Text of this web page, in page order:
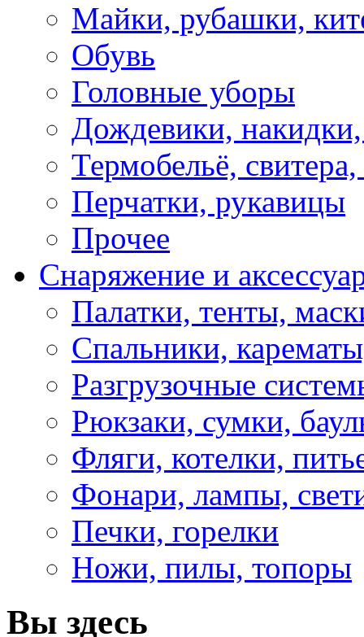
Майки, рубашки,
Обувь
Головные уборы
Дождевики,
Термобельё,
Перчатки, рукавицы
Прочее
Снаряжение и
Палатки, тенты,
Спальники,
Разгрузочные
Рюкзаки, сумки,
Фляги, котелки,
Фонари, лампы,
Печки, горелки
Ножи, пилы, топоры
Вы здесь